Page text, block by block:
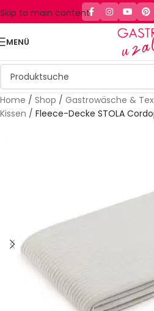
Skip to main content
MENÜ
Home / Shop / Gastrowäsche &
Kissen / Fleece-Decke STOLA